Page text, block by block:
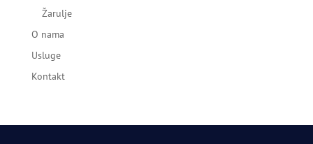
Žarulje
O nama
Usluge
Kontakt